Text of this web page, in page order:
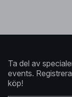
Ta del av
events.
köp!